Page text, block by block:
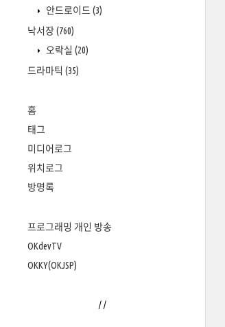
안드로이드 (3)
낙서장(760)
오락실 (20)
드라마틱 (35)
홈
태그
미디어로그
위치로그
방명록
프로그래밍 개인 방송
OKdevTV
OKKY(OKJSP)
/ /